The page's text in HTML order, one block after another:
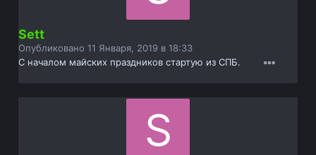
Sett
Опубликовано11 Января, 2019 в 18:33
С началом майских праздников стартую из СПБ.